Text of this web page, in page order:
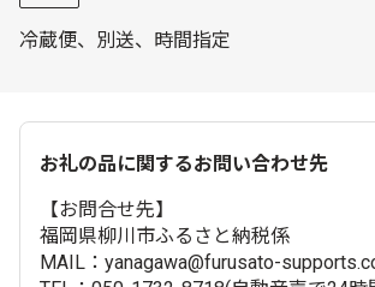
冷蔵便、別送、時間指定
お礼の品に関するお問い合わせ先
【お問合せ先】
福岡県柳川市ふるさと納税係
MAIL：yanagawa@furusato-